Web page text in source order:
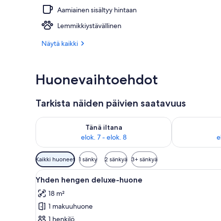
Aamiainen sisältyy hintaan
Lemmikkiystävällinen
Näytä kaikki
Huonevaihtoehdot
Tarkista näiden päivien saatavuus
Tänä iltana
elok. 7 - elok. 8
Tarkista tämän illan saatavuus elok. 7 - elok. 8
Tarkista
Huoneille
saatavilla
olevia
suodattimia
Kaikki huoneet 1 sänky 2 sänkyä 3+ sänkyä
Avaa
kaikki
huonetyypin
Yhden
Moderni hotellihuone, jossa
9
Yhden hengen deluxe-huone
18 m²
1 makuuhuone
1 henkilö